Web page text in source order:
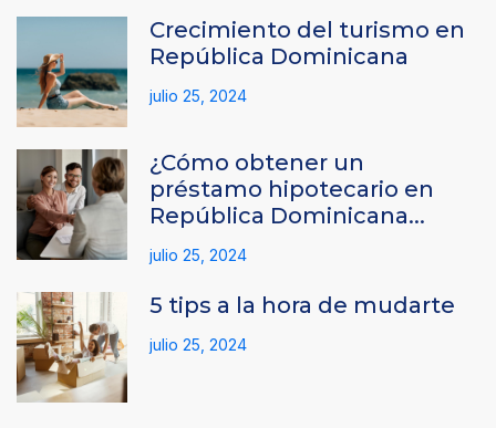
Crecimiento del turismo en
República Dominicana
julio 25, 2024
¿Cómo obtener un
préstamo hipotecario en
República Dominicana...
julio 25, 2024
5 tips a la hora de mudarte
julio 25, 2024